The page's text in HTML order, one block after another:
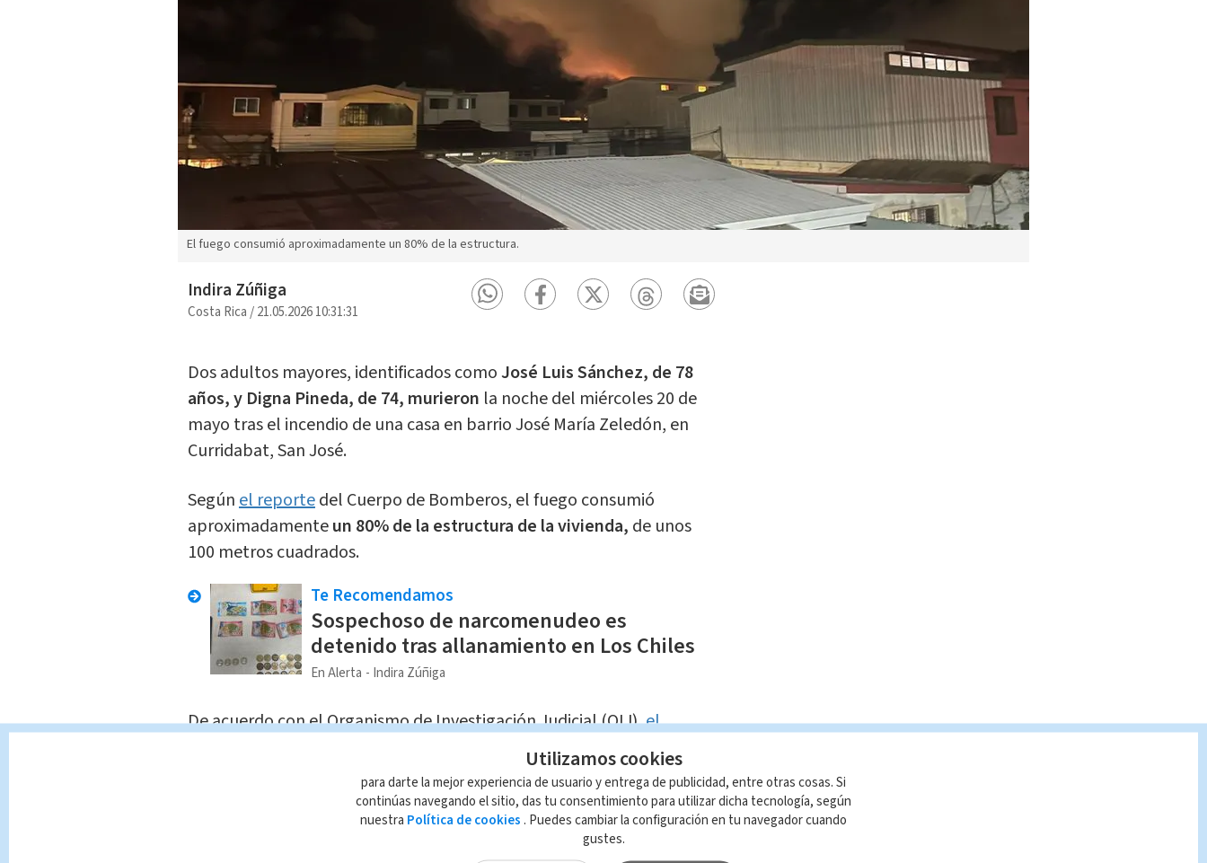
El fuego consumió aproximadamente un 80% de la estructura.
Indira Zúñiga
Costa Rica/21.05.2026 10:31:31
Dos adultos mayores, identificados como José Luis Sánchez, de 78
años, y Digna Pineda, de 74, murieron la noche del miércoles 20 de
mayo tras el incendio de una casa en barrio José María Zeledón, en
Curridabat, San José.
Segúnel reportedel Cuerpo de Bomberos, el fuego consumió
aproximadamenteun 80% de la estructura de la vivienda, de unos
100 metros cuadrados.
Te Recomendamos
Sospechoso de narcomenudeo es
detenido tras allanamiento en Los Chiles
En Alerta Indira Zúñiga
De acuerdo con el Organismo de Investigación Judicial (OIJ),el
las autoridades a las 11:05 p. m.,
cuando se alertó sobre el siniestro en la vivienda.
Las autoridades judiciales realizaron el levantamiento de los cuerpos,
morgue judicial para la respectiva
Utilizamos cookies
para darte la mejor experiencia de usuario y entrega de publicidad, entre otras cosas. Si
continúas navegando el sitio, das tu consentimiento para utilizar dicha tecnología, según
nuestra Política de cookies . Puedes cambiar la configuración en tu navegador cuando
gustes.